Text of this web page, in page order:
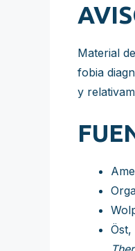
Material
fobia
y